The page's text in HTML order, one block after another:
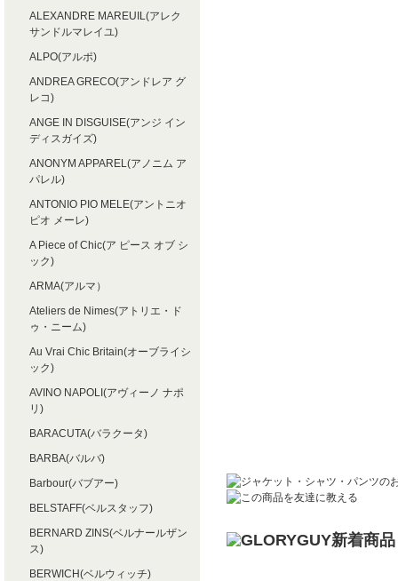
ALEXANDRE MAREUIL(アレク
サンドルマレイユ)
ALPO(アルポ)
ANDREA GRECO(アンドレア グ
レコ)
ANGE IN DISGUISE(アンジ イン
ディスガイズ)
ANONYM APPAREL(アノニム ア
パレル)
ANTONIO PIO MELE(アントニオ
ピオ メーレ)
A Piece of Chic(ア ピース オブ シ
ック)
ARMA(アルマ）
Ateliers de Nimes(アトリエ・ド
ゥ・ニーム)
Au Vrai Chic Britain(オーブライシ
ック)
AVINO NAPOLI(アヴィーノ ナポ
リ)
BARACUTA(バラクータ)
BARBA(バルバ)
Barbour(バブアー)
BELSTAFF(ベルスタッフ)
BERNARD ZINS(ベルナールザン
ス)
BERWICH(ベルウィッチ)